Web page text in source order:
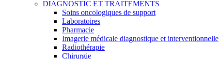
DIAGNOSTIC ET TRAITEMENTS
Soins oncologiques de support
Laboratoires
Pharmacie
Imagerie médicale diagnostique et interventionnelle
Radiothérapie
Chirurgie